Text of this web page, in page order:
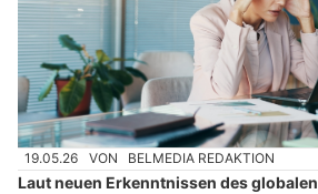
19.05.26 VON BELMEDIA REDAKTION
Laut neuen Erkenntnissen des